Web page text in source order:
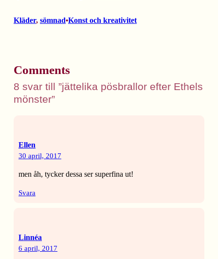
Kläder, sömnad•Konst och kreativitet
Comments
8 svar till ”jättelika pösbrallor efter Ethels
mönster”
Ellen
30 april, 2017
men åh, tycker dessa ser superfina ut!
Svara
Linnéa
6 april, 2017